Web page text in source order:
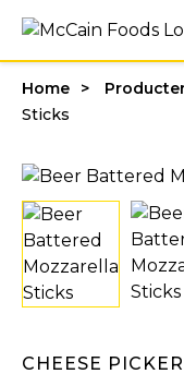
Home
Sticks
CHEESE